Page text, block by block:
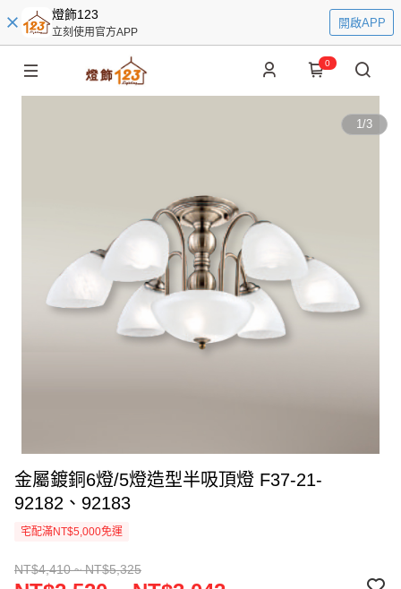
燈飾123
立刻使用官方APP
開啟APP
0
1/3
金屬鍍銅6燈/5燈造型半吸頂燈 F37-21-
92182、92183
宅配滿NT$5,000免運
NT$4,410 ~ NT$5,325